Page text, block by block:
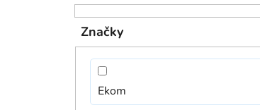
Značky
Ekom
V
ý
p